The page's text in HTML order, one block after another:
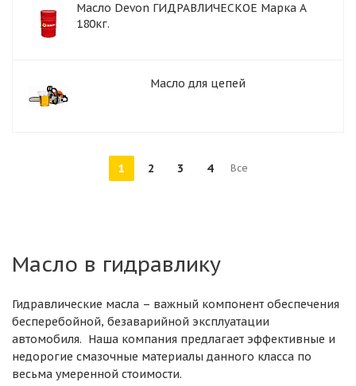
Масло Devon ГИДРАВЛИЧЕСКОЕ Марка А
180кг.
Масло для цепей
1 2 3 4 Все
Масло в гидравлику
Гидравлические масла – важный компонент обеспечения
бесперебойной, безаварийной эксплуатации
автомобиля. Наша компания предлагает эффективные и
недорогие смазочные материалы данного класса по
весьма умеренной стоимости.